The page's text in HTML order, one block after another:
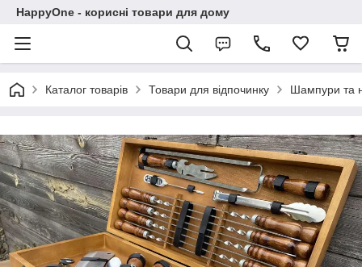
HappyOne - корисні товари для дому
Каталог товарів Товари для відпочинку Шампури та